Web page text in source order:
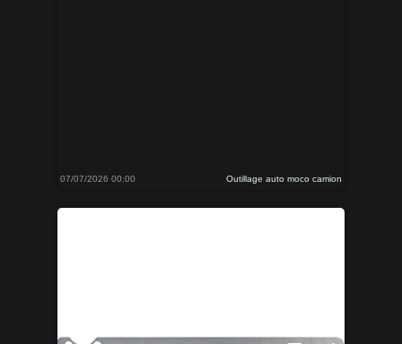
07/07/2026 00:00 Outillage auto moco camion